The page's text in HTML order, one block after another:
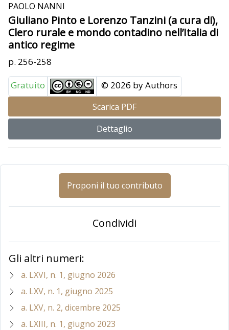
PAOLO NANNI
Giuliano Pinto e Lorenzo Tanzini (a cura di),
Clero rurale e mondo contadino nell’Italia di
antico regime
p. 256-258
Gratuito
© 2026 by Authors
Scarica PDF
Dettaglio
Proponi il tuo contributo
Condividi
Gli altri numeri:
a. LXVI, n. 1, giugno 2026
a. LXV, n. 1, giugno 2025
a. LXV, n. 2, dicembre 2025
a. LXIII, n. 1, giugno 2023